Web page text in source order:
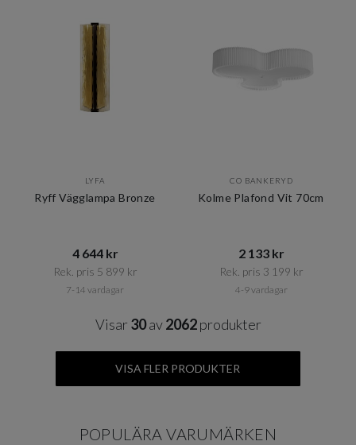
LYFA
Ryff Vägglampa Bronze
4 644 kr​​
Rek. pris 5 899 kr​​
7-14 vardagar
CO BANKERYD
Kolme Plafond Vit 70cm
2 133 kr​​
Rek. pris 3 199 kr​​
4-9 vardagar
Visar 30av2062produkter
VISA FLER PRODUKTER
POPULÄRA VARUMÄRKEN